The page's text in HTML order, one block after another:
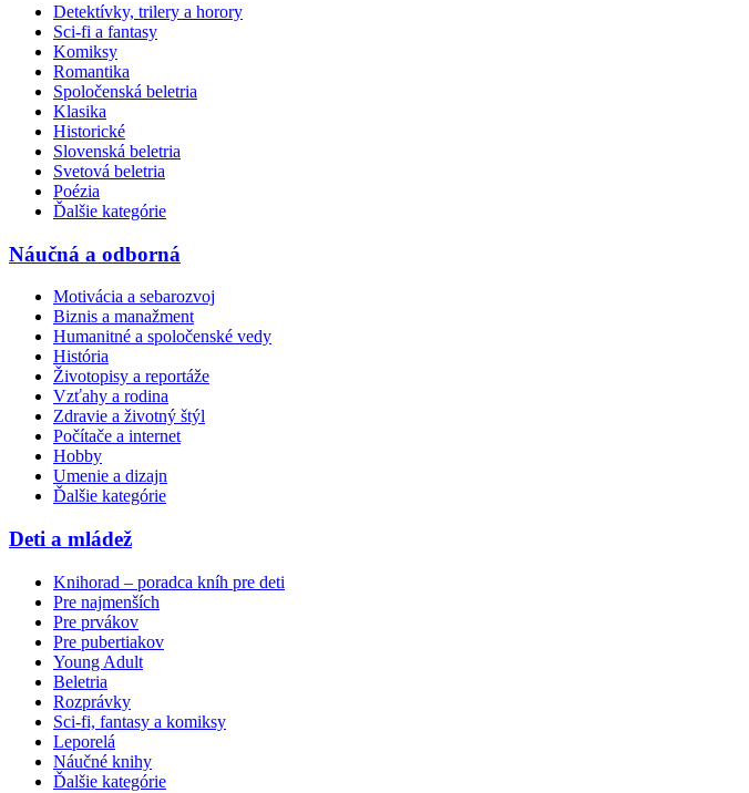
Detektívky, trilery a horory
Sci-fi a fantasy
Komiksy
Romantika
Spoločenská beletria
Klasika
Historické
Slovenská beletria
Svetová beletria
Poézia
Ďalšie kategórie
Náučná a odborná
Motivácia a sebarozvoj
Biznis a manažment
Humanitné a spoločenské vedy
História
Životopisy a reportáže
Vzťahy a rodina
Zdravie a životný štýl
Počítače a internet
Hobby
Umenie a dizajn
Ďalšie kategórie
Deti a mládež
Knihorad – poradca kníh pre deti
Pre najmenších
Pre prvákov
Pre pubertiakov
Young Adult
Beletria
Rozprávky
Sci-fi, fantasy a komiksy
Leporelá
Náučné knihy
Ďalšie kategórie